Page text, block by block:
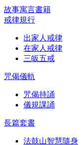
故事寓言書籍
戒律規行
出家人戒律
在家人戒律
三皈五戒
咒偈儀軌
咒偈持誦
儀規課誦
長篇套書
法鼓山智慧隨身